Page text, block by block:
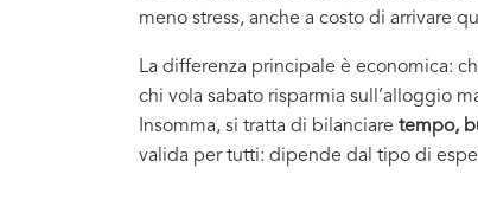
meno stress, anche a costo di arrivare
La differenza principale è economica:
chi vola sabato risparmia sull’alloggio
Insomma, si tratta di bilanciare tempo,
valida per tutti: dipende dal tipo di